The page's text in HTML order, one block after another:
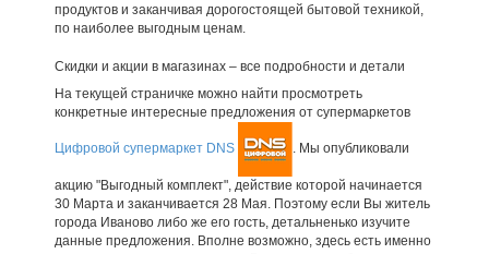
продуктов и заканчивая дорогостоящей бытовой техникой,
по наиболее выгодным ценам.
Скидки и акции в магазинах – все подробности и детали
На текущей страничке можно найти просмотреть
конкретные интересные предложения от супермаркетов
Цифровой супермаркет DNS . Мы опубликовали
акцию "Выгодный комплект", действие которой начинается
30 Марта и заканчивается 28 Мая. Поэтому если Вы житель
города Иваново либо же его гость, детальненько изучите
данные предложения. Вполне возможно, здесь есть именно